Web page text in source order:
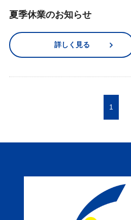
夏季休業のお知らせ
詳しく見る
1